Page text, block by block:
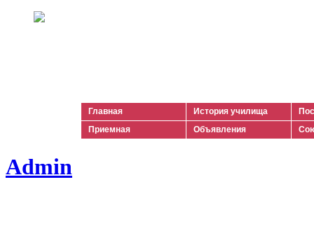
Главная История училища
Приемная
Объявления
Admin